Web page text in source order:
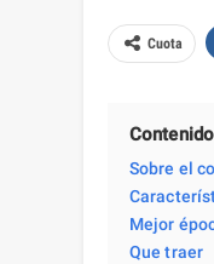
Cuota
Contenido
Sobre el
Mejor
Que traer